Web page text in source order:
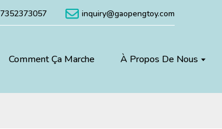
inquiry@gaopengtoy.com
Comment Ça Marche À Propos De Nous